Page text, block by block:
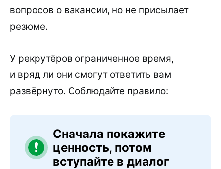
вопросов о вакансии, но не присылает
резюме.
У рекрутёров ограниченное время,
и вряд ли они смогут ответить вам
развёрнуто. Соблюдайте правило:
Сначала покажите
ценность, потом
вступайте в диалог